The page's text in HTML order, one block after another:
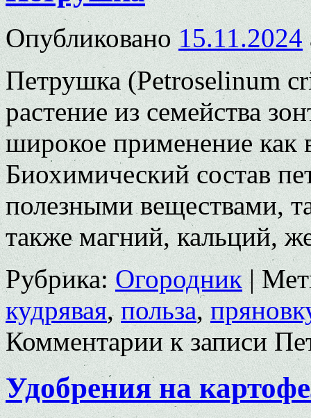
Опубликовано 15.11.2024
Петрушка (Petroselinum
растение из семейства
широкое применение как
Биохимический состав
полезными веществами,
также магний, кальций,
Рубрика: Огородник |
кудрявая,польза,
Комментариик записи
Удобрения на